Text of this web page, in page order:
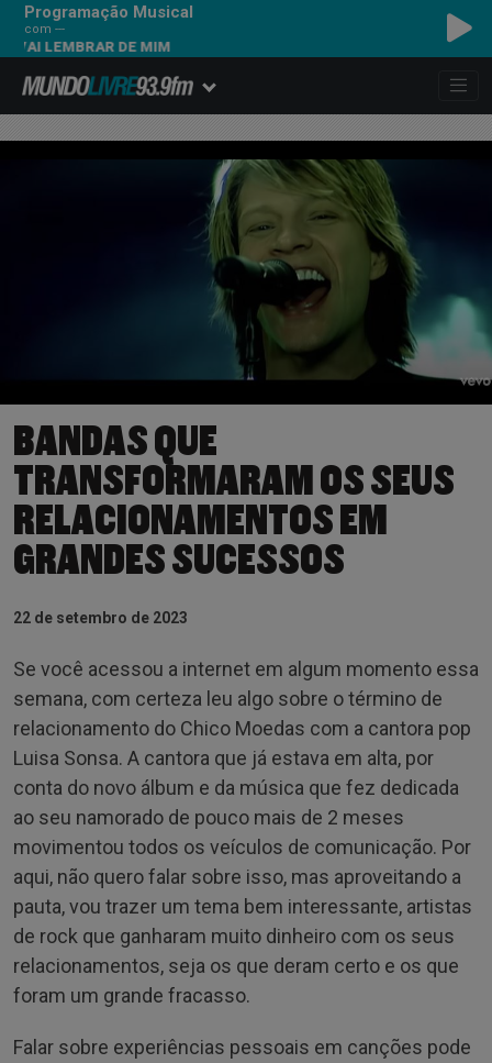
Programação Musical
com ---
DE MIM
BANDAS QUE
TRANSFORMARAM OS SEUS
RELACIONAMENTOS EM
GRANDES SUCESSOS
22 de setembro de 2023
Se você acessou a internet em algum momento essa
semana, com certeza leu algo sobre o término de
relacionamento do Chico Moedas com a cantora pop
Luisa Sonsa. A cantora que já estava em alta, por
conta do novo álbum e da música que fez dedicada
ao seu namorado de pouco mais de 2 meses
movimentou todos os veículos de comunicação. Por
aqui, não quero falar sobre isso, mas aproveitando a
pauta, vou trazer um tema bem interessante, artistas
de rock que ganharam muito dinheiro com os seus
relacionamentos, seja os que deram certo e os que
foram um grande fracasso.
Falar sobre experiências pessoais em canções pode